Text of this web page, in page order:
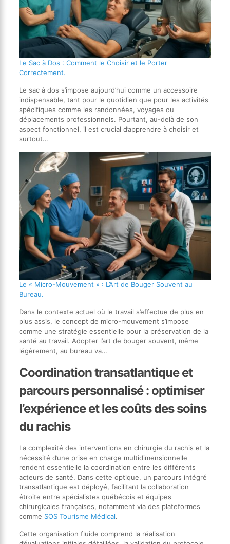
Le Sac à Dos : Comment le Choisir et le Porter
Correctement.
Le sac à dos s’impose aujourd’hui comme un accessoire
indispensable, tant pour le quotidien que pour les activités
spécifiques comme les randonnées, voyages ou
déplacements professionnels. Pourtant, au-delà de son
aspect fonctionnel, il est crucial d’apprendre à choisir et
surtout…
Le « Micro-Mouvement » : L’Art de Bouger Souvent au
Bureau.
Dans le contexte actuel où le travail s’effectue de plus en
plus assis, le concept de micro-mouvement s’impose
comme une stratégie essentielle pour la préservation de la
santé au travail. Adopter l’art de bouger souvent, même
légèrement, au bureau va…
Coordination transatlantique et
parcours personnalisé : optimiser
l’expérience et les coûts des soins
du rachis
La complexité des interventions en chirurgie du rachis et la
nécessité d’une prise en charge multidimensionnelle
rendent essentielle la coordination entre les différents
acteurs de santé. Dans cette optique, un parcours intégré
transatlantique est déployé, facilitant la collaboration
étroite entre spécialistes québécois et équipes
chirurgicales françaises, notamment via des plateformes
comme SOS Tourisme Médical.
Cette organisation fluide comprend la réalisation